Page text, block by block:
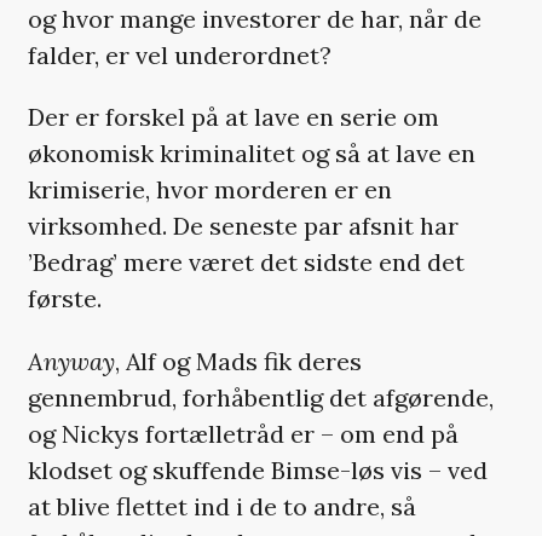
og hvor mange investorer de har, når de
falder, er vel underordnet?
Der er forskel på at lave en serie om
økonomisk kriminalitet og så at lave en
krimiserie, hvor morderen er en
virksomhed. De seneste par afsnit har
’Bedrag’ mere været det sidste end det
første.
Anyway, Alf og Mads fik deres
gennembrud, forhåbentlig det afgørende,
og Nickys fortælletråd er – om end på
klodset og skuffende Bimse-løs vis – ved
at blive flettet ind i de to andre, så